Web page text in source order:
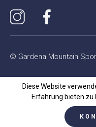
© Gardena Mountain
Diese Website
Erfahrung bieten zu